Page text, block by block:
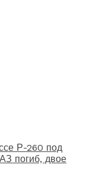
Р-260 под
погиб, двое